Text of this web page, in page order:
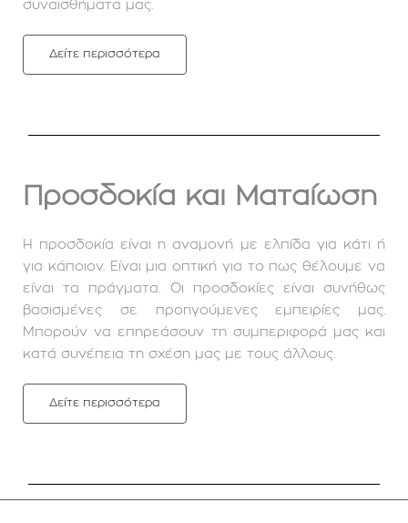
συναισθήματα μας.
Δείτε περισσότερα
Προσδοκία και Ματαίωση
Η προσδοκία είναι η αναμονή με ελπίδα για κάτι ή
για κάποιον. Είναι μια οπτική για το πως θέλουμε να
είναι τα πράγματα. Οι προσδοκίες είναι συνήθως
βασισμένες σε προηγούμενες εμπειρίες μας.
Μπορούν να επηρεάσουν τη συμπεριφορά μας και
κατά συνέπεια τη σχέση μας με τους άλλους.
Δείτε περισσότερα